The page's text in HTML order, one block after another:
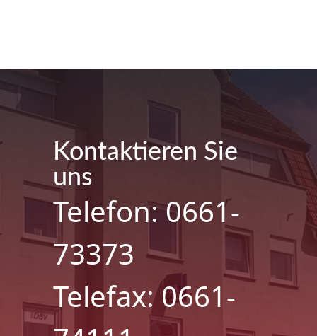
Kontaktieren Sie
uns
Telefon: 0661-
73373
Telefax: 0661-